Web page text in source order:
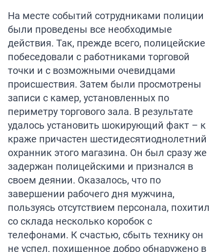
На месте событий сотрудниками полиции
были проведены все необходимые
действия. Так, прежде всего, полицейские
побеседовали с работниками торговой
точки и с возможными очевидцами
происшествия. Затем были просмотрены
записи с камер, установленных по
периметру торгового зала. В результате
удалось установить шокирующий факт – к
краже причастен шестидесятиоднолетний
охранник этого магазина. Он был сразу же
задержан полицейскими и признался в
своем деянии. Оказалось, что по
завершении рабочего дня мужчина,
пользуясь отсутствием персонала, похитил
со склада несколько коробок с
телефонами. К счастью, сбыть технику он
не успел, похищенное добро обнаружено в